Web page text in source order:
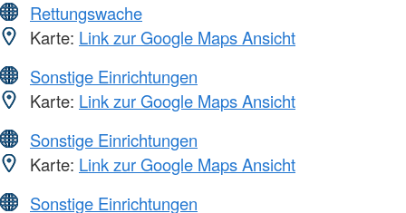
Rettungswache
Karte: Link zur Google Maps Ansicht
Sonstige Einrichtungen
Karte: Link zur Google Maps Ansicht
Sonstige Einrichtungen
Karte: Link zur Google Maps Ansicht
Sonstige Einrichtungen